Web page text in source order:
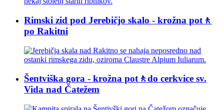
Rimski zid pod Jerebičjo skalo - krožna pot🚶
po Rakitni
Šentviška gora - krožna pot🚶do cerkvice sv.
Vida nad Čatežem